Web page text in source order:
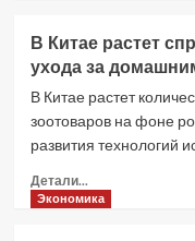
сборные
стран
БРИКС+
участие
в
мира
В Китае растет
ухода за
В Китае растет
зоотоваров на фоне
развития технологий
Детали...
больше
Экономика